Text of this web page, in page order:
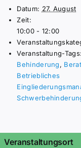
Datum: 27. August
Zeit:
10:00 - 12:00
Veranstaltung-
Behinderung,
Betriebliches
Veranstaltungsort